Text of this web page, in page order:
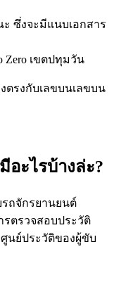
ซึ่งจะมีแนบเอกสาร
Zero เขตปทุมวัน
ตรงกับเลขบนเลขบน
ะไรบ้างล่ะ?
ถจักรยานยนต์
ตรวจสอบประวัติ
นย์ประวัติของผู้ขับ